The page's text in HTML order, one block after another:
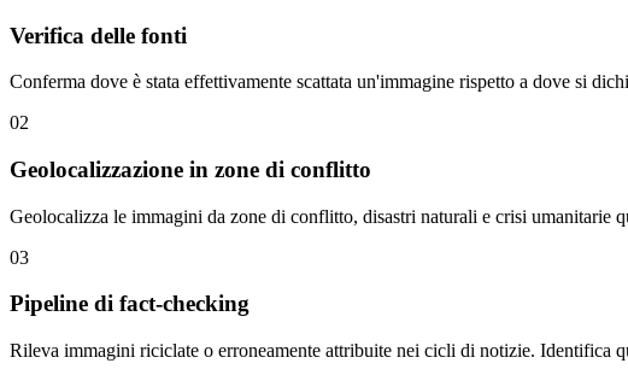
Verifica delle fonti
Conferma dove è stata effettivamente scattata un'immagine rispetto a dove si
02
Geolocalizzazione in zone di conflitto
Geolocalizza le immagini da zone di conflitto, disastri naturali e crisi umanitarie
03
Pipeline di fact-checking
Rileva immagini riciclate o erroneamente attribuite nei cicli di notizie. Identifica